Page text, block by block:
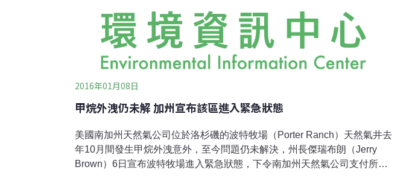
2016年01月08日
甲烷外洩仍未解 加州宣布該區進入緊急狀態
美國南加州天然氣公司位於洛杉磯的波特牧場（Porter Ranch）天然氣井去
年10月間發生甲烷外洩意外，至今問題仍未解決，州長傑瑞布朗（Jerry
Brown）6日宣布波特牧場進入緊急狀態，下令南加州天然氣公司支付所有